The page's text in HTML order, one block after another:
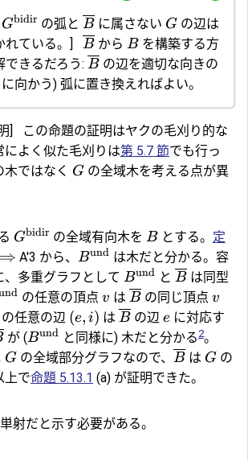
Gbidir の弧と Bに属さない G の辺は
ている。]
B から Bを構築する方
きるだろう: B の辺を適切な向きの
に向かう) 弧に置き換えればよい。
]
この命題の証明はヤクの毛刈り的な
よく似た毛刈りは第 5.7 節でも行っ
ではなく G の全域木を考える点が異
Gbidir の全域有向木を Bとする。 定
A'3 から、 Bund は木だと分かる。容
多重グラフとして Bund と Bは同型
の任意の頂点 v は Bの同じ頂点 v
の任意の辺 (e, i) はB の辺e に対応す
が (Bund と同様に) 木だと分かる2。
G の全域部分グラフなので、 Bは G の
上で命題 5.13.1 (a) が証明できた。
射だと示す必要がある。